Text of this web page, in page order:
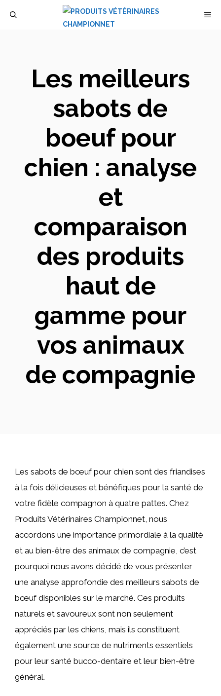
Les meilleurs
sabots de
boeuf pour
chien : analyse
et
comparaison
des produits
haut de
gamme pour
vos animaux
de compagnie
Les sabots de bœuf pour chien sont des friandises
à la fois délicieuses et bénéfiques pour la santé de
votre fidèle compagnon à quatre pattes. Chez
Produits Vétérinaires Championnet, nous
accordons une importance primordiale à la qualité
et au bien-être des animaux de compagnie, c’est
pourquoi nous avons décidé de vous présenter
une analyse approfondie des meilleurs sabots de
bœuf disponibles sur le marché. Ces produits
naturels et savoureux sont non seulement
appréciés par les chiens, mais ils constituent
également une source de nutriments essentiels
pour leur santé bucco-dentaire et leur bien-être
général.